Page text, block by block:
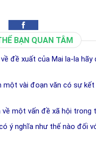
BẠN QUAN TÂM
đề xuất của Mai la-la
một vài đoạn văn có sự
về một vấn đề xã hội trong
ý nghĩa như thế nào đối